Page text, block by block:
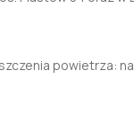
powietrza: